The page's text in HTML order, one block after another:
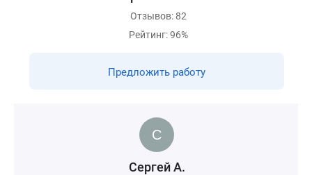
Отзывов: 82
Рейтинг: 96%
Предложить работу
Сергей А.